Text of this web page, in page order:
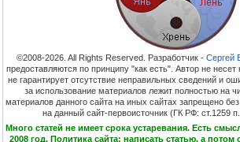
©2008-2026. All Rights Reserved. Разработчик - Сергей
предоставляются по принципу "как есть". Автор не несет
не гарантирует отсутствие неправильных сведений и
за использование материалов лежит полностью на
материалов данного сайта на иных сайтах запрещено
на данный сайт-первоисточник (ГК РФ: ст.1259
Много статей не имеет срока устаревания. Есть
2008 год. Политика сайта: написать статью, а потом